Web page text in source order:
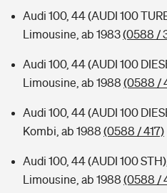
Audi 100, 44 (AUDI 100
Limousine, ab 1983(0588 /
Audi 100, 44 (AUDI 100
Limousine, ab 1988 (0588 /
Audi 100, 44 (AUDI 100
Kombi, ab 1988 (0588 / 417)
Audi 100, 44 (AUDI 100
Limousine, ab 1988 (0588 /